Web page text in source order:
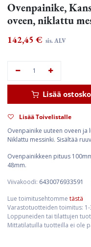
Ovenpainike,
oveen, niklattu
142,45 € sis. ALV
Lisää
Lisää Toivelistalle
Ovenpainike uuteen oveen ja
Niklattu messinki. Sisältää
Ovenpainikkeen pituus
48mm.
Viivakoodi: 6430076933591
Lue toimitusehtomme tästä
Varastotuotteiden toimitus:
Loppuneiden tai tilattujen
Mittatilatuilla tuotteilla ei ole